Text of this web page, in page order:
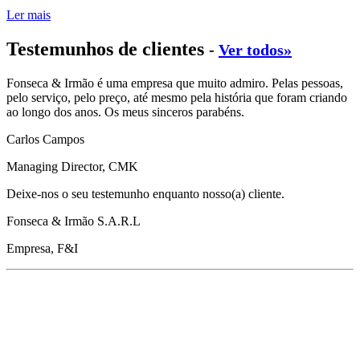
Ler mais
Testemunhos de clientes - Ver todos»
Fonseca & Irmão é uma empresa que muito admiro. Pelas pessoas,
pelo serviço, pelo preço, até mesmo pela história que foram criando
ao longo dos anos. Os meus sinceros parabéns.
Carlos Campos
Managing Director, CMK
Deixe-nos o seu testemunho enquanto nosso(a) cliente.
Fonseca & Irmão S.A.R.L
Empresa, F&I